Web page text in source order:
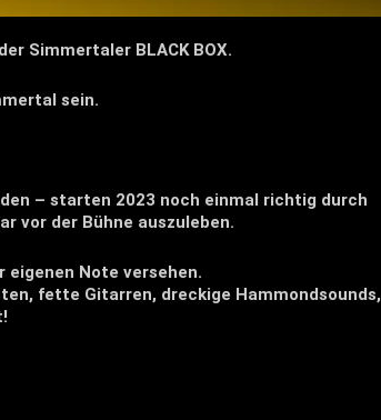
Simmertaler BLACK BOX.
sein.
– starten 2023 noch einmal richtig durch
vor der Bühne auszuleben.
eigenen Note versehen.
fette Gitarren, dreckige Hammondsounds,